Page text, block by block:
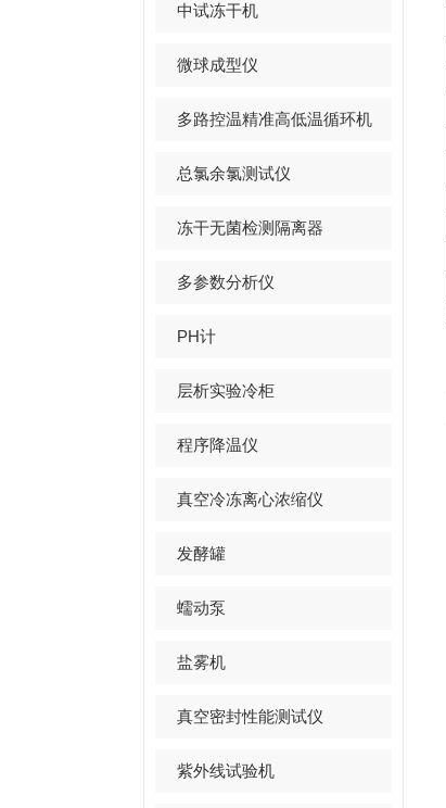
中试冻干机
微球成型仪
多路控温精准高低温循环机
总氯余氯测试仪
冻干无菌检测隔离器
多参数分析仪
PH计
层析实验冷柜
程序降温仪
真空冷冻离心浓缩仪
发酵罐
蠕动泵
盐雾机
真空密封性能测试仪
紫外线试验机